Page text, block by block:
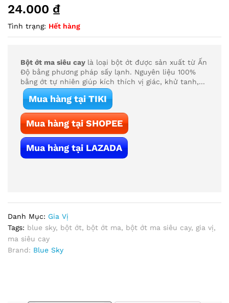
24.000 ₫
Tình trạng: Hết hàng
Bột ớt ma siêu cay là loại bột ớt được sản xuất từ Ấn
Độ bằng phương pháp sấy lạnh. Nguyên liệu 100%
bằng ớt tự nhiên giúp kích thích vị giác, khử tanh,...
Mua hàng tại TIKI
Mua hàng tại SHOPEE
Mua hàng tại LAZADA
Danh Mục: Gia Vị
Tags: blue sky, bột ớt, bột ớt ma, bột ớt ma siêu cay, gia vị,
ma siêu cay
Brand: Blue Sky